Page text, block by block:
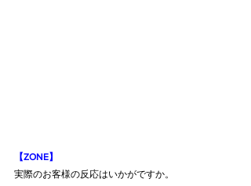
【ZONE】
実際のお客様の反応はいかがですか。